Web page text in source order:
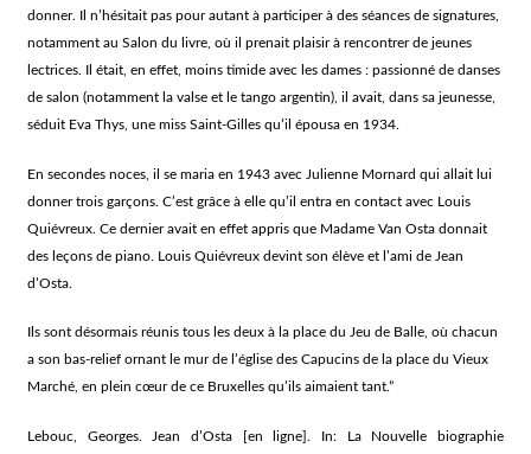
donner. Il n’hésitait pas pour autant à participer à des séances de signatures,
notamment au Salon du livre, où il prenait plaisir à rencontrer de jeunes
lectrices. Il était, en effet, moins timide avec les dames : passionné de danses
de salon (notamment la valse et le tango argentin), il avait, dans sa jeunesse,
séduit Eva Thys, une miss Saint-Gilles qu’il épousa en 1934.
En secondes noces, il se maria en 1943 avec Julienne Mornard qui allait lui
donner trois garçons. C’est grâce à elle qu’il entra en contact avec Louis
Quiévreux. Ce dernier avait en effet appris que Madame Van Osta donnait
des leçons de piano. Louis Quiévreux devint son élève et l’ami de Jean
d’Osta.
Ils sont désormais réunis tous les deux à la place du Jeu de Balle, où chacun
a son bas-relief ornant le mur de l’église des Capucins de la place du Vieux
Marché, en plein cœur de ce Bruxelles qu’ils aimaient tant.”
Lebouc, Georges. Jean d’Osta [en ligne]. In: La Nouvelle biographie